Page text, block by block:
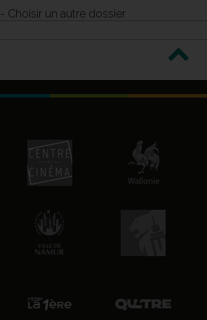
- Choisir un autre dossier